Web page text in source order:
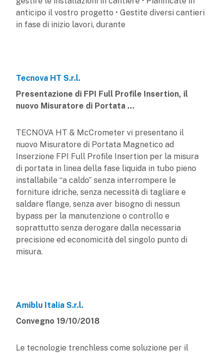
anticipo il vostro progetto • Gestite diversi cantieri
in fase di inizio lavori, durante
Tecnova HT S.r.l.
Presentazione di FPI Full Profile Insertion, il
nuovo Misuratore di Portata ...
TECNOVA HT & McCrometer vi presentano il
nuovo Misuratore di Portata Magnetico ad
Inserzione FPI Full Profile Insertion per la misura
di portata in linea della fase liquida in tubo pieno
installabile “a caldo” senza interrompere le
forniture idriche, senza necessità di tagliare e
saldare flange, senza aver bisogno di nessun
bypass per la manutenzione o controllo e
soprattutto senza derogare dalla necessaria
precisione ed economicità del singolo punto di
misura.
Amiblu Italia S.r.l.
Convegno 19/10/2018
Le tecnologie trenchless come soluzione per il